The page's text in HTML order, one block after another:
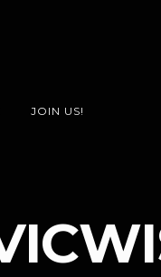
JOIN US!